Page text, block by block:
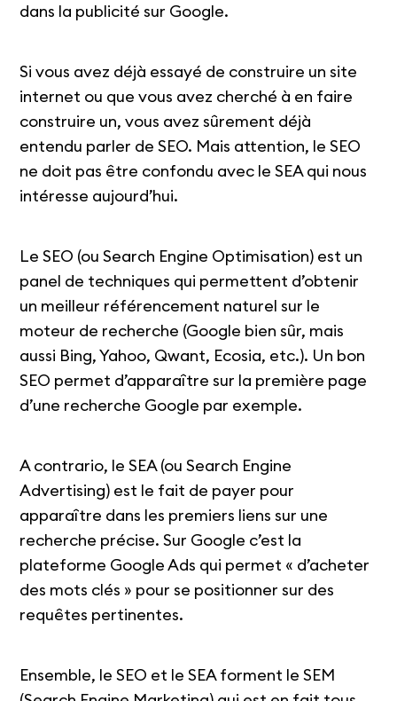
dans la publicité sur Google.
Si vous avez déjà essayé de construire un site
internet ou que vous avez cherché à en faire
construire un, vous avez sûrement déjà
entendu parler de SEO. Mais attention, le SEO
ne doit pas être confondu avec le SEA qui nous
intéresse aujourd’hui.
Le SEO (ou Search Engine Optimisation) est un
panel de techniques qui permettent d’obtenir
un meilleur référencement naturel sur le
moteur de recherche (Google bien sûr, mais
aussi Bing, Yahoo, Qwant, Ecosia, etc.). Un bon
SEO permet d’apparaître sur la première page
d’une recherche Google par exemple.
A contrario, le SEA (ou Search Engine
Advertising) est le fait de payer pour
apparaître dans les premiers liens sur une
recherche précise. Sur Google c’est la
plateforme Google Ads qui permet « d’acheter
des mots clés » pour se positionner sur des
requêtes pertinentes.
Ensemble, le SEO et le SEA forment le SEM